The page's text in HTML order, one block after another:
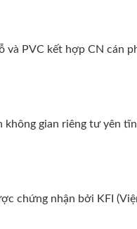
PVC kết hợp CN cán
không gian riêng tư yên
chứng nhận bởi KFI